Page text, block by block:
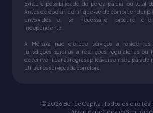
Existe a possibilidade de perda parcial ou total
Antes de operar, certifique-se de compreender
envolvidos e, se necessário, procure
independente.
A Monaxa não oferece serviços a residentes
jurisdições sujeitas a restrições regulatórias ou
devem verificar as regras aplicáveis em seu país de
utilizar os serviços da corretora.
© 2026 Befree Capital Todos os direitos